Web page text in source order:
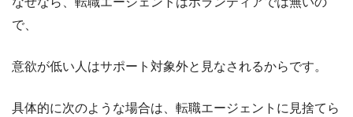
で、
意欲が低い人はサポート対象外と見なされるからです。
具体的に次のような場合は、転職エージェントに見捨てら